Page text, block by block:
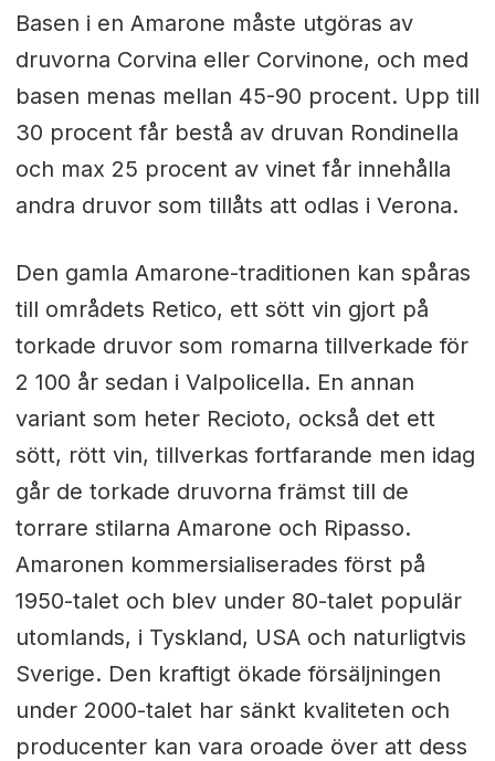
Basen i en Amarone måste utgöras av
druvorna Corvina eller Corvinone, och med
basen menas mellan 45-90 procent. Upp till
30 procent får bestå av druvan Rondinella
och max 25 procent av vinet får innehålla
andra druvor som tillåts att odlas i Verona.
Den gamla Amarone-traditionen kan spåras
till områdets Retico, ett sött vin gjort på
torkade druvor som romarna tillverkade för
2 100 år sedan i Valpolicella. En annan
variant som heter Recioto, också det ett
sött, rött vin, tillverkas fortfarande men idag
går de torkade druvorna främst till de
torrare stilarna Amarone och Ripasso.
Amaronen kommersialiserades först på
1950-talet och blev under 80-talet populär
utomlands, i Tyskland, USA och naturligtvis
Sverige. Den kraftigt ökade försäljningen
under 2000-talet har sänkt kvaliteten och
producenter kan vara oroade över att dess